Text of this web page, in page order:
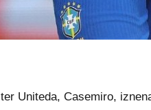
Uniteda, Casemiro,